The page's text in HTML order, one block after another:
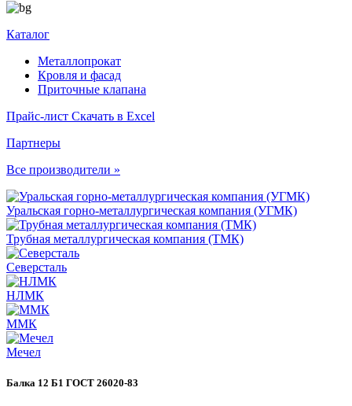
Каталог
Металлопрокат
Кровля и фасад
Приточные клапана
Прайс-лист Скачать в Excel
Партнеры
Все производители »
Уральская горно-металлургическая компания (УГМК)
Трубная металлургическая компания (ТМК)
Северсталь
НЛМК
ММК
Мечел
Балка 12 Б1 ГОСТ 26020-83